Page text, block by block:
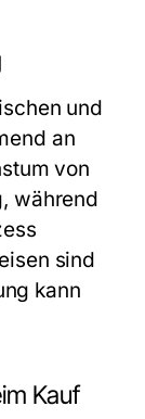
und
an
von
während
sind
kann
Kauf